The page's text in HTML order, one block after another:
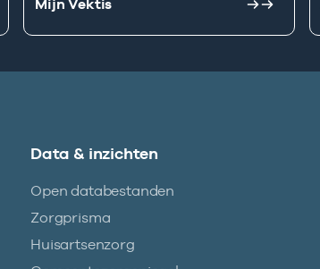
Mijn Vektis
Data & inzichten
Open databestanden
Zorgprisma
Huisartsenzorg